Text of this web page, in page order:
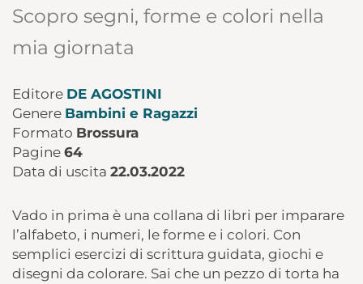
Scopro segni, forme e colori nella
mia giornata
Editore DE AGOSTINI
Genere Bambini e Ragazzi
Formato Brossura
Pagine 64
Data di uscita 22.03.2022
Vado in prima è una collana di libri per imparare
l’alfabeto, i numeri, le forme e i colori. Con
semplici esercizi di scrittura guidata, giochi e
disegni da colorare. Sai che un pezzo di torta ha